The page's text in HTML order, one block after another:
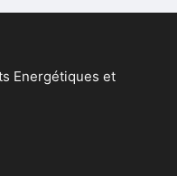
Energétiques et